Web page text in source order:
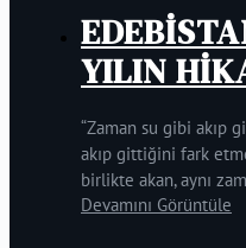
YILIN
“Zaman su gibi akıp
akıp gittiğini fark
birlikte akan, aynı
Devamını Görüntüle